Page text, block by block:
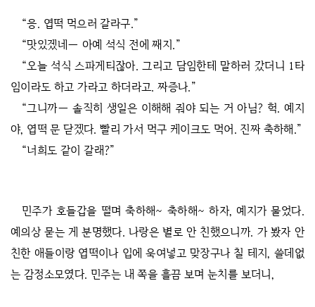
“응. 엽떡 먹으러 갈라구.”
“맛있겠네― 아예 석식 전에 째지.”
“오늘 석식 스파게티잖아. 그리고 담임한테 말하러 갔더니 1타
임이라도 하고 가라고 하더라고. 짜증나.”
“그니까― 솔직히 생일은 이해해 줘야 되는 거 아님? 헉. 예지
야, 엽떡 문 닫겠다. 빨리 가서 먹구 케이크도 먹어. 진짜 축하해.”
“너희도 같이 갈래?”
민주가 호들갑을 떨며 축하해~ 축하해~ 하자, 예지가 물었다.
예의상 묻는 게 분명했다. 나랑은 별로 안 친했으니까. 가 봤자 안
친한 애들이랑 엽떡이나 입에 욱여넣고 맞장구나 칠 테지, 쓸데없
는 감정소모였다. 민주는 내 쪽을 흘끔 보며 눈치를 보더니,